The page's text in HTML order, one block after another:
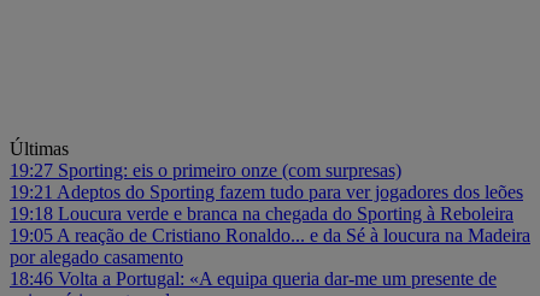
Últimas
19:27 Sporting: eis o primeiro onze (com surpresas)
19:21 Adeptos do Sporting fazem tudo para ver jogadores dos leões
19:18 Loucura verde e branca na chegada do Sporting à Reboleira
19:05 A reação de Cristiano Ronaldo... e da Sé à loucura na Madeira
por alegado casamento
18:46 Volta a Portugal: «A equipa queria dar-me um presente de